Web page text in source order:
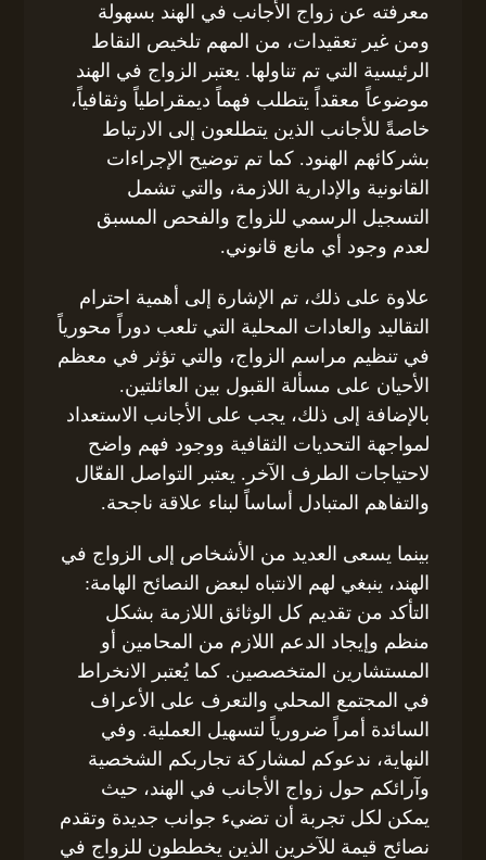
معرفته عن زواج الأجانب في الهند بسهولة
ومن غير تعقيدات، من المهم تلخيص النقاط
الرئيسية التي تم تناولها. يعتبر الزواج في الهند
موضوعاً معقداً يتطلب فهماً ديمقراطياً وثقافياً،
خاصةً للأجانب الذين يتطلعون إلى الارتباط
بشركائهم الهنود. كما تم توضيح الإجراءات
القانونية والإدارية اللازمة، والتي تشمل
التسجيل الرسمي للزواج والفحص المسبق
لعدم وجود أي مانع قانوني.
علاوة على ذلك، تم الإشارة إلى أهمية احترام
التقاليد والعادات المحلية التي تلعب دوراً محورياً
في تنظيم مراسم الزواج، والتي تؤثر في معظم
الأحيان على مسألة القبول بين العائلتين.
بالإضافة إلى ذلك، يجب على الأجانب الاستعداد
لمواجهة التحديات الثقافية ووجود فهم واضح
لاحتياجات الطرف الآخر. يعتبر التواصل الفعّال
والتفاهم المتبادل أساساً لبناء علاقة ناجحة.
بينما يسعى العديد من الأشخاص إلى الزواج في
الهند، ينبغي لهم الانتباه لبعض النصائح الهامة:
التأكد من تقديم كل الوثائق اللازمة بشكل
منظم وإيجاد الدعم اللازم من المحامين أو
المستشارين المتخصصين. كما يُعتبر الانخراط
في المجتمع المحلي والتعرف على الأعراف
السائدة أمراً ضرورياً لتسهيل العملية. وفي
النهاية، ندعوكم لمشاركة تجاربكم الشخصية
وآرائكم حول زواج الأجانب في الهند، حيث
يمكن لكل تجربة أن تضيء جوانب جديدة وتقدم
نصائح قيمة للآخرين الذين يخططون للزواج في